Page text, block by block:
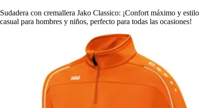
Sudadera con cremallera Jako Classico: ¡Confort máximo y estilo
casual para hombres y niños, perfecto para todas las ocasiones!